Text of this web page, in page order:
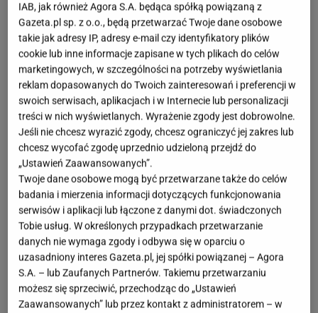
IAB, jak również Agora S.A. będąca spółką powiązaną z
Gazeta.pl sp. z o.o., będą przetwarzać Twoje dane osobowe
takie jak adresy IP, adresy e-mail czy identyfikatory plików
cookie lub inne informacje zapisane w tych plikach do celów
marketingowych, w szczególności na potrzeby wyświetlania
reklam dopasowanych do Twoich zainteresowań i preferencji w
swoich serwisach, aplikacjach i w Internecie lub personalizacji
treści w nich wyświetlanych. Wyrażenie zgody jest dobrowolne.
Jeśli nie chcesz wyrazić zgody, chcesz ograniczyć jej zakres lub
chcesz wycofać zgodę uprzednio udzieloną przejdź do
„Ustawień Zaawansowanych”.
Twoje dane osobowe mogą być przetwarzane także do celów
badania i mierzenia informacji dotyczących funkcjonowania
serwisów i aplikacji lub łączone z danymi dot. świadczonych
Tobie usług. W określonych przypadkach przetwarzanie
danych nie wymaga zgody i odbywa się w oparciu o
uzasadniony interes Gazeta.pl, jej spółki powiązanej – Agora
S.A. – lub Zaufanych Partnerów. Takiemu przetwarzaniu
możesz się sprzeciwić, przechodząc do „Ustawień
Zaawansowanych” lub przez kontakt z administratorem – w